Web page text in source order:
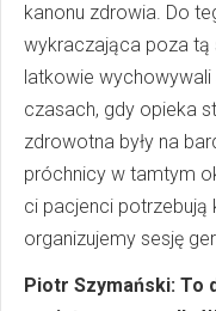
kanonu zdrowia. Do
wykraczająca poza tą
latkowie
czasach, gdy opieka
zdrowotna były na
próchnicy w tamtym
ci pacjenci
organizujemy sesję
Piotr Szymański: To